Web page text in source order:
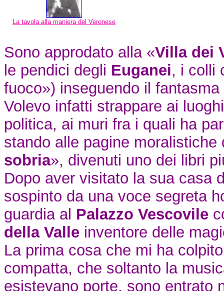
La tavola alla maniera del Veronese
Sono approdato alla «Villa dei
le pendici degli Euganei, i colli
fuoco») inseguendo il
Volevo infatti strappare ai
politica, ai muri fra i quali ha
stando alle pagine
sobria», divenuti uno dei libri
Dopo aver visitato la sua casa
sospinto da una voce segreta
guardia al Palazzo Vescovile
della Valle inventore delle
La prima cosa che mi ha
compatta, che soltanto la
esistevano porte, sono entrato